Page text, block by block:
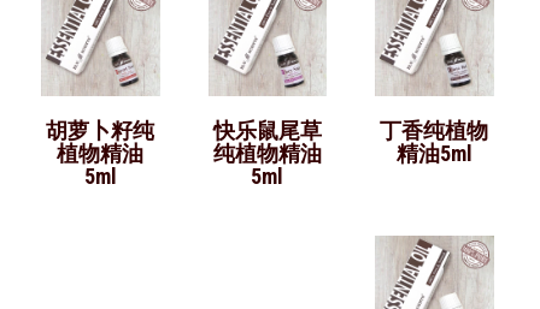
胡萝卜籽纯
植物精油
5ml
快乐鼠尾草
纯植物精油
5ml
丁香纯植物
精油5ml